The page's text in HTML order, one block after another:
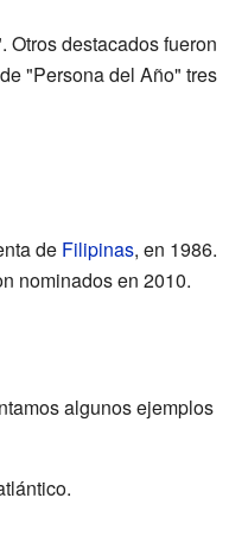
destacados fueron
"Persona del Año" tres
de Filipinas, en 1986.
nominados en 2010.
algunos ejemplos